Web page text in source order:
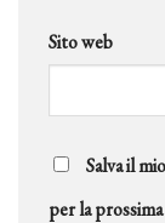
Sito web
Salva il
per la